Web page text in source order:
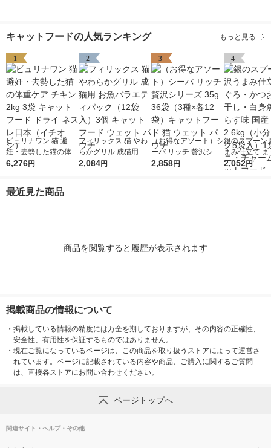
キャットフードの人気ランキング もっと見る
1
ピュリナワン 猫 避
妊・去勢した猫の体重
ケア チキン 2kg 3袋
オシ）
6,276円
2
フィリックス 猫 やわ
らかグリル 成猫用 お
魚バラエティパック
2,084円
3
（お得なアソート）シ
ーバ リッチ 贅沢シリ
ーズ 35g 36袋（3種×
2,858円
4
銀のスプーン
まみ仕立て
かつお・煮干
2,052円
最近見た商品
商品を閲覧すると履歴が表示されます
掲載商品の情報について
・ 掲載している情報の精度には万全を期しておりますが、その内容の正確性、
安全性、有用性を保証するものではありません。
・ 現在ご覧になっているページは、この商品を取り扱うストアによって運営さ
れています。ページに記載されている内容や商品、ご購入に関するご質問
は、直接各ストアにお問い合わせください。
ページトップへ
関連サイト・ヘルプ・その他